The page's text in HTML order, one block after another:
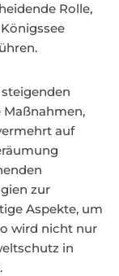
Rolle,
auf
zur
Aspekte, um
wird nicht nur
in